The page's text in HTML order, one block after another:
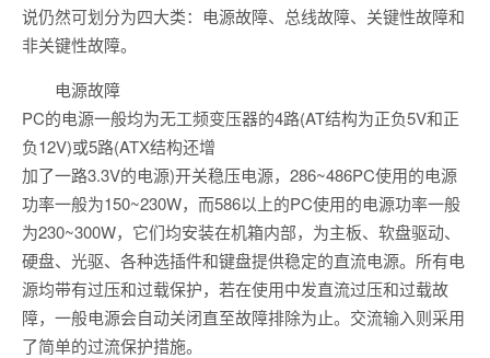
说仍然可划分为四大类：电源故障、总线故障、关键性故障和
非关键性故障。
电源故障
PC的电源一般均为无工频变压器的4路(AT结构为正负5V和正
负12V)或5路(ATX结构还增
加了一路3.3V的电源)开关稳压电源，286~486PC使用的电源
功率一般为150~230W，而586以上的PC使用的电源功率一般
为230~300W，它们均安装在机箱内部，为主板、软盘驱动、
硬盘、光驱、各种选插件和键盘提供稳定的直流电源。所有电
源均带有过压和过载保护，若在使用中发直流过压和过载故
障，一般电源会自动关闭直至故障排除为止。交流输入则采用
了简单的过流保护措施。